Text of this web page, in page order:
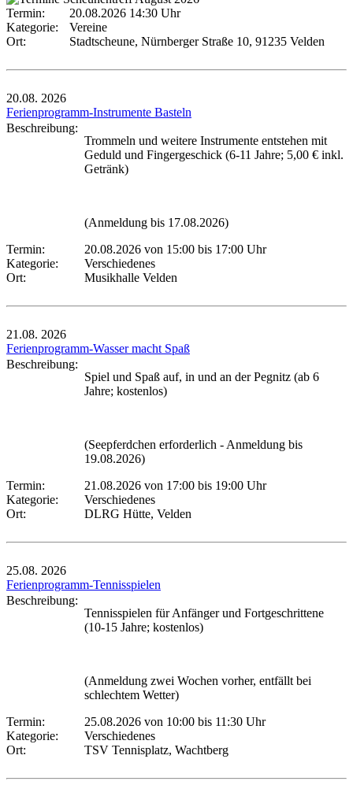
Termin:
20.08.2026 14:30 Uhr
Kategorie:
Vereine
Ort:
Stadtscheune, Nürnberger Straße 10, 91235 Velden
20.08. 2026
Ferienprogramm-Instrumente Basteln
Beschreibung:
Trommeln und weitere Instrumente entstehen mit
Geduld und Fingergeschick (6-11 Jahre; 5,00 € inkl.
Getränk)
(Anmeldung bis 17.08.2026)
Termin:
20.08.2026 von 15:00 bis 17:00 Uhr
Kategorie:
Verschiedenes
Ort:
Musikhalle Velden
21.08. 2026
Ferienprogramm-Wasser macht Spaß
Beschreibung:
Spiel und Spaß auf, in und an der Pegnitz (ab 6
Jahre; kostenlos)
(Seepferdchen erforderlich - Anmeldung bis
19.08.2026)
Termin:
21.08.2026 von 17:00 bis 19:00 Uhr
Kategorie:
Verschiedenes
Ort:
DLRG Hütte, Velden
25.08. 2026
Ferienprogramm-Tennisspielen
Beschreibung:
Tennisspielen für Anfänger und Fortgeschrittene
(10-15 Jahre; kostenlos)
(Anmeldung zwei Wochen vorher, entfällt bei
schlechtem Wetter)
Termin:
25.08.2026 von 10:00 bis 11:30 Uhr
Kategorie:
Verschiedenes
Ort:
TSV Tennisplatz, Wachtberg